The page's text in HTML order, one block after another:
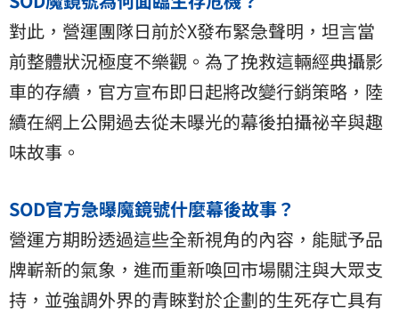
對此，營運團隊日前於X發布緊急聲明，坦言當
前整體狀況極度不樂觀。為了挽救這輛經典攝影
車的存續，官方宣布即日起將改變行銷策略，陸
續在網上公開過去從未曝光的幕後拍攝祕辛與趣
味故事。
SOD官方急曝魔鏡號什麼幕後故事？
營運方期盼透過這些全新視角的內容，能賦予品
牌嶄新的氣象，進而重新喚回市場關注與大眾支
持，並強調外界的青睞對於企劃的生死存亡具有